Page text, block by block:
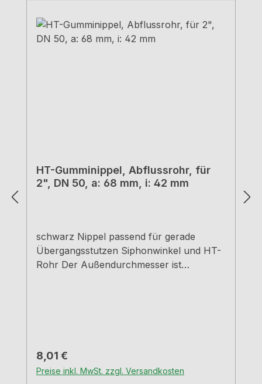
HT-Gumminippel, Abflussrohr, für
2", DN 50, a: 68 mm, i: 42 mm
schwarz Nippel passend für gerade
Übergangsstutzen Siphonwinkel und HT-
Rohr Der Außendurchmesser ist
Regulärer Preis:
8,01 €
Preise inkl. MwSt. zzgl. Versandkosten